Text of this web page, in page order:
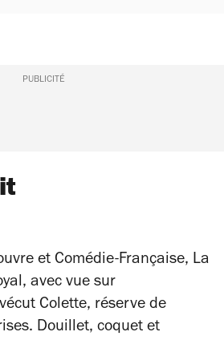
PUBLICITÉ
et Comédie-Française, La
avec vue sur
Colette, réserve de
Douillet, coquet et